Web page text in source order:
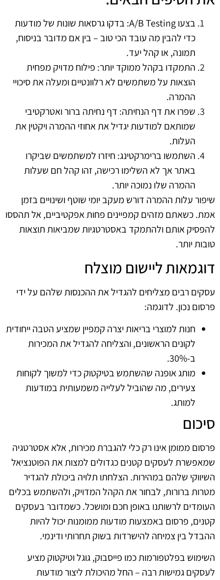
בצעו A/B Testing: בדקו גרסאות שונות של מודעות
כדי להבין מה עובד הכי טוב – בין אם מדובר בניסוח,
תמונה, או קהל יעד.
התמקדו בקהל ממוקד יותר: פילוח מדויק מפחית
הוצאות על משתמשים לא רלוונטיים ומעלה את סיכויי
ההמרה.
שפרו את דף הנחיתה: דף נחיתה ברור ואטרקטיבי
שמותאם למודעות יגדיל את אחוזי ההמרה ויקטין את
העלות.
השתמשו ברימרקטינג: חיזרו למשתמשים שביקרו
באתר אך לא השלימו רכישה, זהו קהל חם שעלות
ההמרה שלו נמוכה יותר.
שיפור עלות ההמרה דורש מעקב יומי שוטף ושינויים בזמן
אמת. כשאתם מזהים קמפיינים פחות אפקטיביים, אל תהססו
להפסיק אותם ולהתמקד באסטרטגיות שמביאות תוצאות
טובות יותר.
דוגמאות ליישום מוצלח
עסקים רבים מצליחים להגדיל את ההכנסות שלהם על ידי
פרסום נכון. לדוגמה:
חנות למוצרי בריאות יצרה קמפיין שמציע הטבה ייחודית
לקונים הראשונים, והצליחה להגדיל את המכירות
ב-30%.
מותג אופנה שהשתמש בטיקטוק כדי למשוך לקוחות
צעירים, מה שהוביל לעלייה משמעותית במודעות
למותג.
סיכום
פרסום ממומן אינו רק כלי להגברת מכירות, אלא אסטרטגיה
שמאפשרת לעסקים קטנים כגדולים למצות את הפוטנציאל
השיווקי שלהם במהירות. הצלחתו תלויה ביכולת להגדיר
מטרות ברורות, לבחור את הקהל המדויק, ולהשתמש בכלים
העומדים לרשותנו באופן חכם ומושכל. כשמדובר בעסקים
קטנים, פרסום באמצעות מודעות ממומנות יכול להיות
ההבדל בין צמיחה להישרדות בשוק תחרותי ודינמי.
השימוש בפלטפורמות כמו פייסבוק, גוגל וטיקטוק מציע
לעסקים גמישות רבה – החל מהיכולת ליצור מודעות